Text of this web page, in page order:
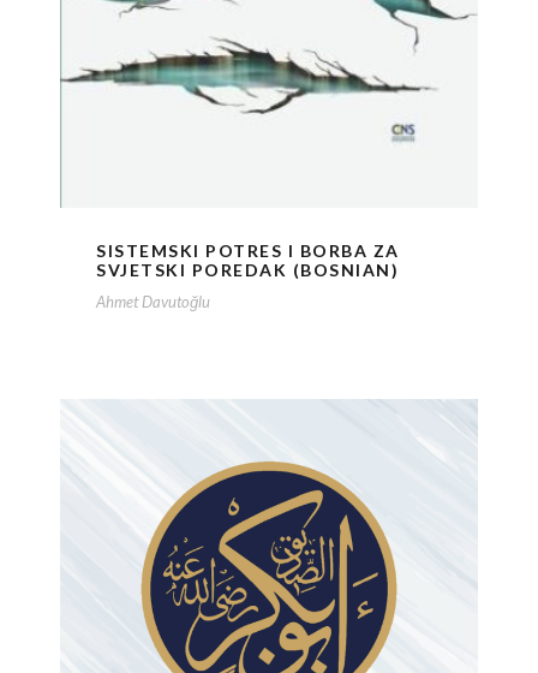
SISTEMSKI POTRES I BORBA ZA
SVJETSKI POREDAK (BOSNIAN)
Ahmet Davutoğlu